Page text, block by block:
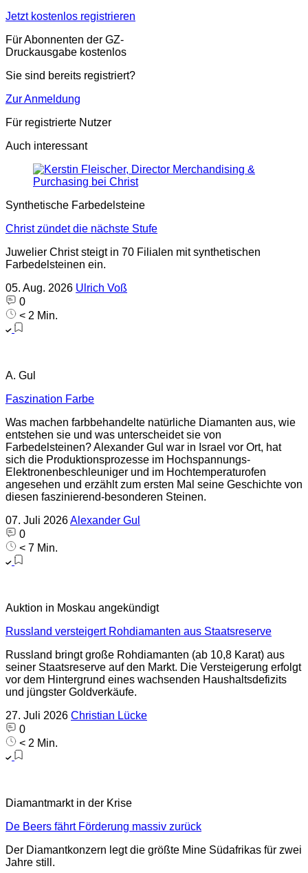
Jetzt kostenlos registrieren
Für Abonnenten der GZ-
Druckausgabe kostenlos
Sie sind bereits registriert?
Zur Anmeldung
Für registrierte Nutzer
Auch interessant
Synthetische Farbedelsteine
Christ zündet die nächste Stufe
Juwelier Christ steigt in 70 Filialen mit synthetischen
Farbedelsteinen ein.
05. Aug. 2026 Ulrich Voß
0
< 2 Min.
A. Gul
Faszination Farbe
Was machen farbbehandelte natürliche Diamanten aus, wie
entstehen sie und was unterscheidet sie von
Farbedelsteinen? Alexander Gul war in Israel vor Ort, hat
sich die Produktionsprozesse im Hochspannungs-
Elektronenbeschleuniger und im Hochtemperaturofen
angesehen und erzählt zum ersten Mal seine Geschichte von
diesen faszinierend-besonderen Steinen.
07. Juli 2026Alexander Gul
0
< 7 Min.
Auktion in Moskau angekündigt
Russland versteigert Rohdiamanten aus Staatsreserve
Russland bringt große Rohdiamanten (ab 10,8 Karat) aus
seiner Staatsreserve auf den Markt. Die Versteigerung erfolgt
vor dem Hintergrund eines wachsenden Haushaltsdefizits
und jüngster Goldverkäufe.
27. Juli 2026 Christian Lücke
0
< 2 Min.
Diamantmarkt in der Krise
De Beers fährt Förderung massiv zurück
Der Diamantkonzern legt die größte Mine Südafrikas für zwei
Jahre still.